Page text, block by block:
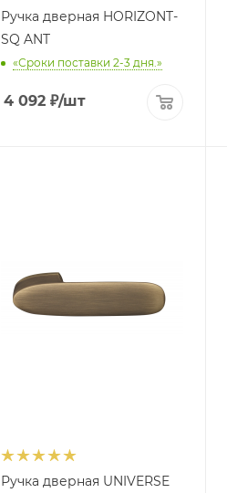
Ручка дверная HORIZONT-
SQ ANT
«Сроки поставки 2-3 дня.»
4 092 ₽/шт
Ручка дверная UNIVERSE